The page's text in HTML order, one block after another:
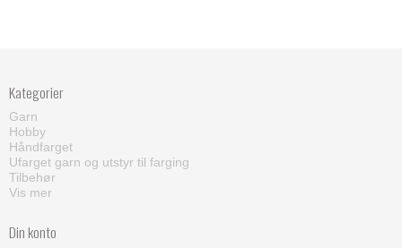
Kategorier
Garn
Hobby
Håndfarget
Ufarget garn og utstyr til farging
Tilbehør
Vis mer
Din konto